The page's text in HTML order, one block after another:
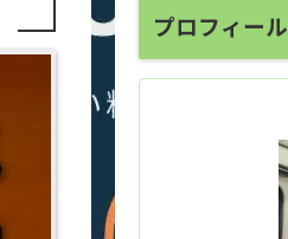
プロフィール